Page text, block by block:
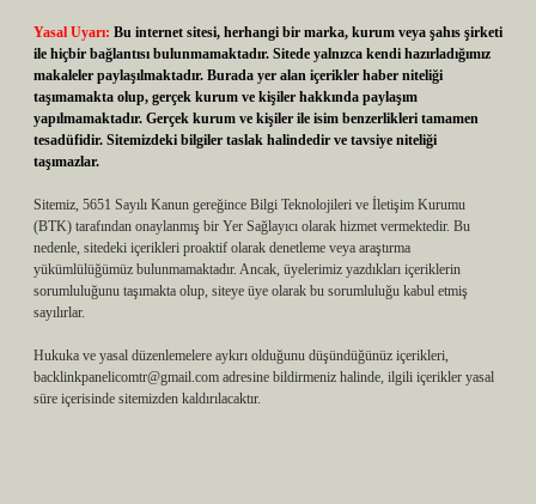
Yasal Uyarı: Bu internet sitesi, herhangi bir marka, kurum veya şahıs şirketi
ile hiçbir bağlantısı bulunmamaktadır. Sitede yalnızca kendi hazırladığımız
makaleler paylaşılmaktadır. Burada yer alan içerikler haber niteliği
taşımamakta olup, gerçek kurum ve kişiler hakkında paylaşım
yapılmamaktadır. Gerçek kurum ve kişiler ile isim benzerlikleri tamamen
tesadüfidir. Sitemizdeki bilgiler taslak halindedir ve tavsiye niteliği
taşımazlar.
Sitemiz, 5651 Sayılı Kanun gereğince Bilgi Teknolojileri ve İletişim Kurumu
(BTK) tarafından onaylanmış bir Yer Sağlayıcı olarak hizmet vermektedir. Bu
nedenle, sitedeki içerikleri proaktif olarak denetleme veya araştırma
yükümlülüğümüz bulunmamaktadır. Ancak, üyelerimiz yazdıkları içeriklerin
sorumluluğunu taşımakta olup, siteye üye olarak bu sorumluluğu kabul etmiş
sayılırlar.
Hukuka ve yasal düzenlemelere aykırı olduğunu düşündüğünüz içerikleri,
backlinkpanelicomtr@gmail.com adresine bildirmeniz halinde, ilgili içerikler yasal
süre içerisinde sitemizden kaldırılacaktır.